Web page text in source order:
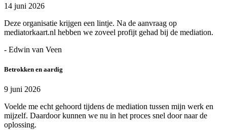
14 juni 2026
Deze organisatie krijgen een lintje. Na de aanvraag op
mediatorkaart.nl hebben we zoveel profijt gehad bij de mediation.
- Edwin van Veen
Betrokken en aardig
9 juni 2026
Voelde me echt gehoord tijdens de mediation tussen mijn werk en
mijzelf. Daardoor kunnen we nu in het proces snel door naar de
oplossing.